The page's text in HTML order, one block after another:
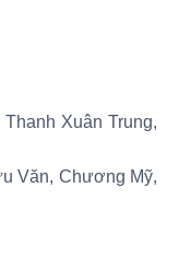
Xuân Trung,
Văn, Chương Mỹ,